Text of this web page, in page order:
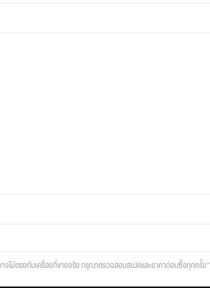
จไม่ตรงกับเครื่องที่ขายจริง กรุณาตรวจสอบสเปคและราคาก่อนซื้อทุกครั้ง*